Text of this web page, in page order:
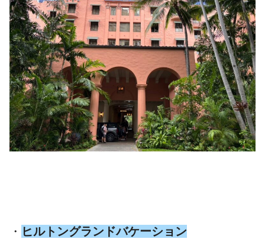
・ ヒルトングランドバケーション